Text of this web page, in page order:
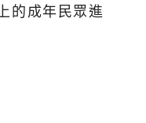
的成年民眾進